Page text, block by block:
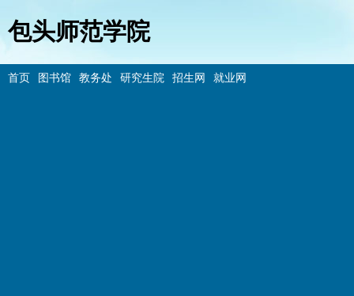
包头师范学院
首页 图书馆 教务处 研究生院 招生网 就业网